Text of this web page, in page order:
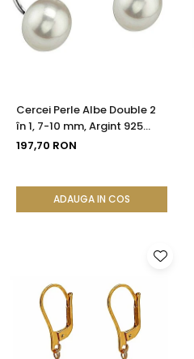
Seturi Perle cu Argint
Brățări cu Perle
Pandantive cu Perle
Cercei Perle Albe Double 2
în 1, 7-10 mm, Argint 925
Placat cu Platină |
197,70 RON
ADAUGA IN COS